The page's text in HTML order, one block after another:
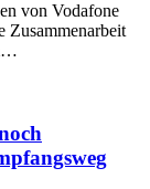
von Vodafone
Zusammenarbeit